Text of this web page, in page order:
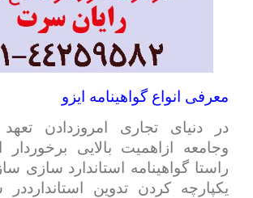
معرفی انواع گواهینامه ایزو
در دنیای تجاری امروزدادن
وجامعه ازاهمیت بالایی
راستا گواهینامه استاندارد سازی
یکپارچه کردن تدوین